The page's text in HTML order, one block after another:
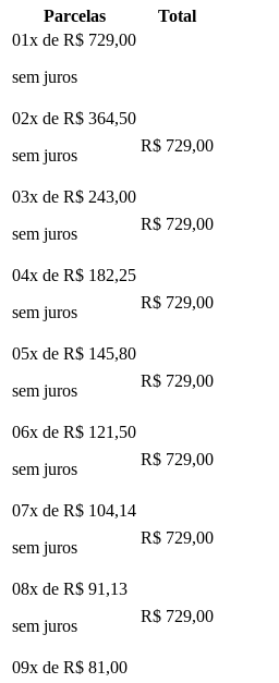
Parcelas
Total
01x de R$ 729,00
sem juros
02x de R$ 364,50
sem juros
R$ 729,00
03x de R$ 243,00
sem juros
R$ 729,00
04x de R$ 182,25
sem juros
R$ 729,00
05x de R$ 145,80
sem juros
R$ 729,00
06x de R$ 121,50
sem juros
R$ 729,00
07x de R$ 104,14
sem juros
R$ 729,00
08x de R$ 91,13
sem juros
R$ 729,00
09x de R$ 81,00